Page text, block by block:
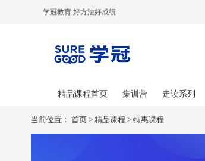
学冠教育 好方法好成绩
精品课程首页 集训营 走读系列
当前位置： 首页 > 精品课程 > 特惠课程